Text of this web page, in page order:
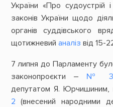
України «Про судоустрій
законів України щодо
органів суддівського
щотижневий аналіз від 15-
7 липня до Парламенту
законопроєкти – №
депутатом Я. Юрчишиним,
2 (внесений народними